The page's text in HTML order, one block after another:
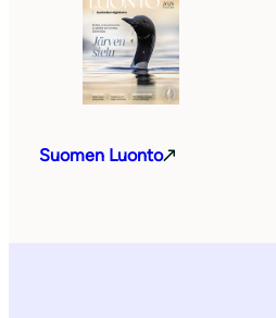
Suomen Luonto